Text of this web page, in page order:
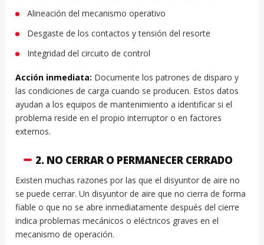
Alineación del mecanismo operativo
Desgaste de los contactos y tensión del resorte
Integridad del circuito de control
Acción inmediata: Documente los patrones de disparo y
las condiciones de carga cuando se producen. Estos datos
ayudan a los equipos de mantenimiento a identificar si el
problema reside en el propio interruptor o en factores
externos.
2. NO CERRAR O PERMANECER CERRADO
Existen muchas razones por las que el disyuntor de aire no
se puede cerrar. Un disyuntor de aire que no cierra de forma
fiable o que no se abre inmediatamente después del cierre
indica problemas mecánicos o eléctricos graves en el
mecanismo de operación.